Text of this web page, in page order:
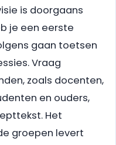
is doorgaans
je een eerste
gaan toetsen
Vraag
zoals docenten,
en ouders,
Het
groepen levert